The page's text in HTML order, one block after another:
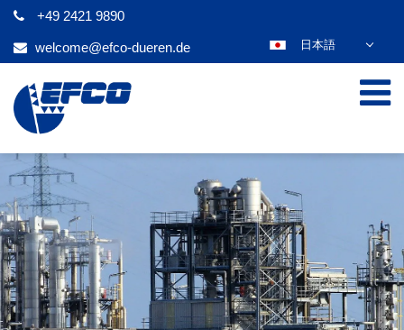
+49 2421 9890
welcome@efco-dueren.de
POLSKI
ITALIANO
عربي
한국어
日本語
ČEŠTINA
PORTUGUÊS